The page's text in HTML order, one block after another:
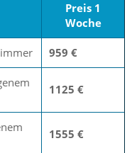
Preis 1
Woche
959 €
1125 €
1555 €